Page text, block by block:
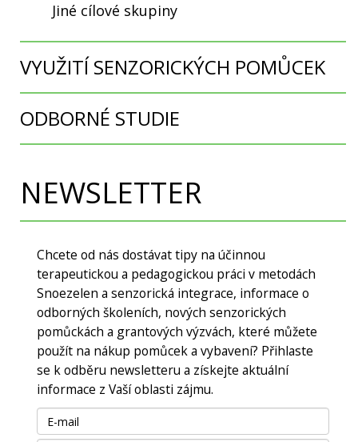
Jiné cílové skupiny
VYUŽITÍ SENZORICKÝCH POMŮCEK
ODBORNÉ STUDIE
NEWSLETTER
Chcete od nás dostávat tipy na účinnou
terapeutickou a pedagogickou práci v metodách
Snoezelen a senzorická integrace, informace o
odborných školeních, nových senzorických
pomůckách a grantových výzvách, které můžete
použít na nákup pomůcek a vybavení? Přihlaste
se k odběru newsletteru a získejte aktuální
informace z Vaší oblasti zájmu.